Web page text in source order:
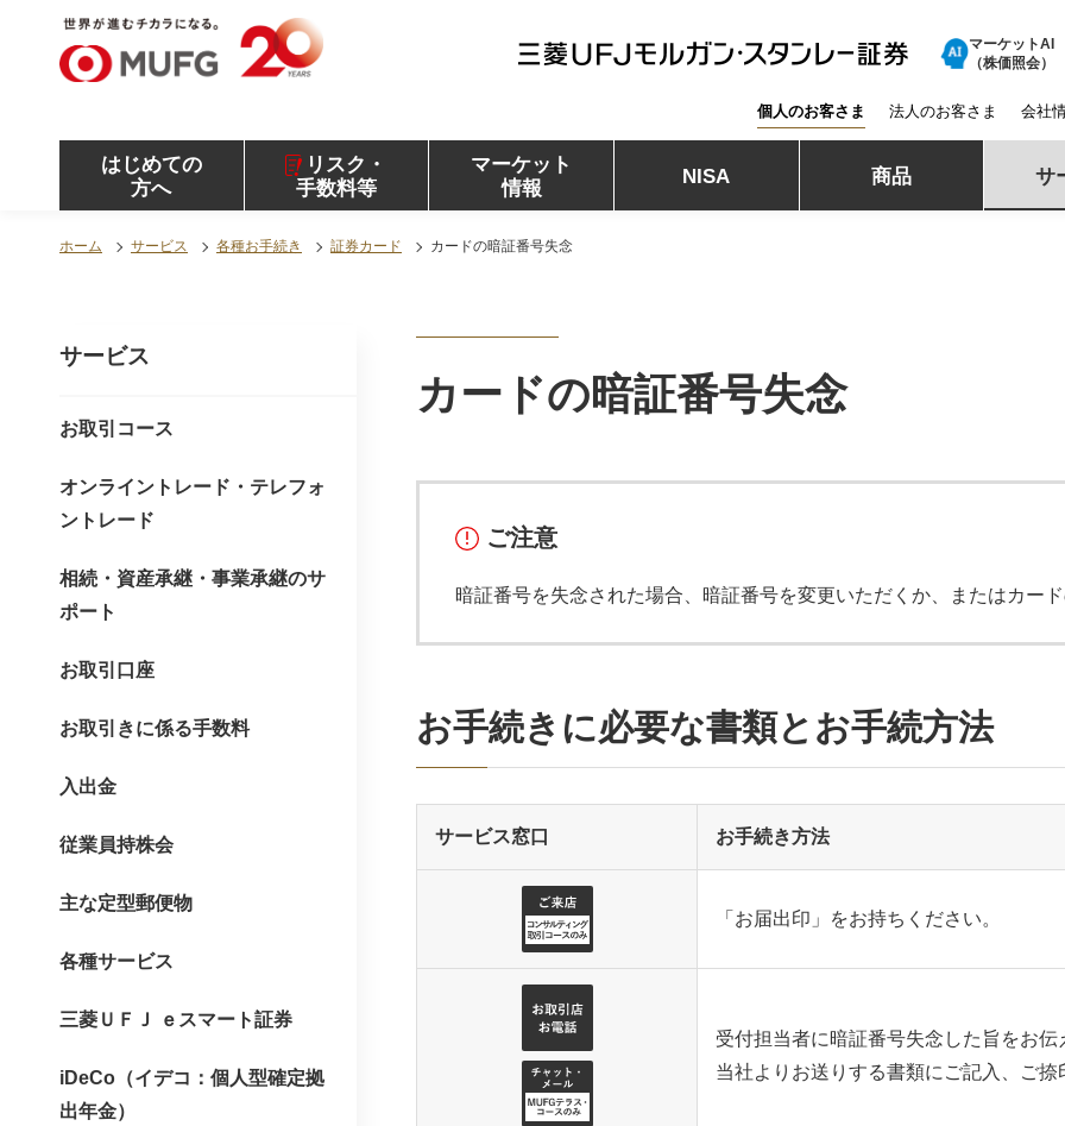
MUFG 世界が進むチカラになる。 三菱ＵＦＪモル
ガン・スタンレー証券
三菱ＵＦＪモルガン・スタンレー証券
マーケットAI
（株価照会）
はじめての
方へ
リスク・
手数料等
マーケット
情報
NISA 商品 サ
個人のお客さま 法人のお客さま 会社
ホーム サービス 各種お手続き 証券カード カードの暗証番号失念
カードの暗証番号失念
ご注意
暗証番号を失念された場合、暗証番号を変更いただくか、またはカー
お手続きに必要な書類とお手続方法
サービス窓口 お手続き方法
「お届出印」をお持ちください。
受付担当者に暗証番号失念した旨をお伝
当社よりお送りする書類にご記入、ご捺
サービス
お取引コース
オンライントレード・テレフォ
ントレード
相続・資産承継・事業承継のサ
ポート
お取引口座
お取引きに係る手数料
入出金
従業員持株会
主な定型郵便物
各種サービス
三菱ＵＦＪ ｅスマート証券
iDeCo（イデコ：個人型確定拠
出年金）